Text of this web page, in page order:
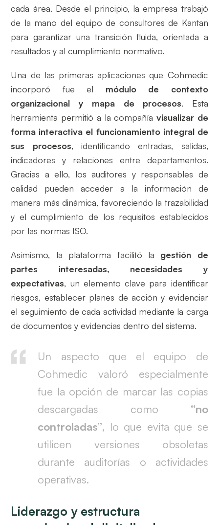
cada área. Desde el principio, la empresa trabajó
de la mano del equipo de consultores de Kantan
para garantizar una transición fluida, orientada a
resultados y al cumplimiento normativo.
Una de las primeras aplicaciones que Cohmedic
incorporó fue el módulo de contexto
organizacional y mapa de procesos. Esta
herramienta permitió a la compañía visualizar de
forma interactiva el funcionamiento integral de
sus procesos, identificando entradas, salidas,
indicadores y relaciones entre departamentos.
Gracias a ello, los auditores y responsables de
calidad pueden acceder a la información de
manera más dinámica, favoreciendo la trazabilidad
y el cumplimiento de los requisitos establecidos
por las normas ISO.
Asimismo, la plataforma facilitó la gestión de
partes interesadas, necesidades y
expectativas, un elemento clave para identificar
riesgos, establecer planes de acción y evidenciar
el seguimiento de cada actividad mediante la carga
de documentos y evidencias dentro del sistema.
Un aspecto que el equipo de
Cohmedic valoró especialmente
fue la opción de marcar las copias
descargadas como “no
controladas”, lo que evita que se
utilicen versiones obsoletas
durante auditorías o actividades
operativas.
Liderazgo y estructura